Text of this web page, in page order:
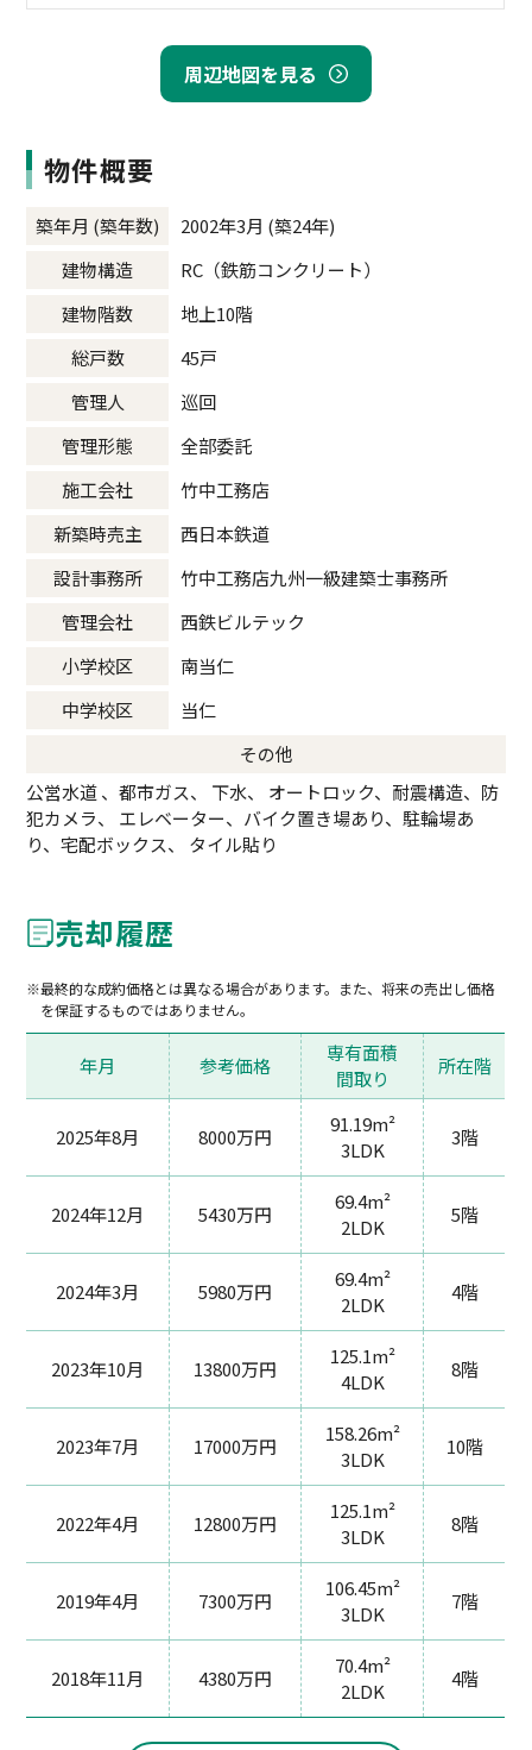
周辺地図を見る
物件概要
築年月 (築年数)
2002年3月 (築24年)
建物構造
RC（鉄筋コンクリート）
建物階数
地上10階
総戸数
45戸
管理人
巡回
管理形態
全部委託
施工会社
竹中工務店
新築時売主
西日本鉄道
設計事務所
竹中工務店九州一級建築士事務所
管理会社
西鉄ビルテック
小学校区
南当仁
中学校区
当仁
その他
公営水道 、都市ガス、 下水、 オートロック、耐震構造、防
犯カメラ、 エレベーター、バイク置き場あり、駐輪場あ
り、宅配ボックス、 タイル貼り
売却履歴
最終的な成約価格とは異なる場合があります。また、将来の売出し価格
を保証するものではありません。
年月 参考価格
専有面積
間取り
所在階
2025年8月 8000万円
91.19m²
3LDK
3階
2024年12月 5430万円
69.4m²
2LDK
5階
2024年3月 5980万円
69.4m²
2LDK
4階
2023年10月 13800万円
125.1m²
4LDK
8階
2023年7月 17000万円
158.26m²
3LDK
10階
2022年4月 12800万円
125.1m²
3LDK
8階
2019年4月 7300万円
106.45m²
3LDK
7階
2018年11月 4380万円
70.4m²
2LDK
4階